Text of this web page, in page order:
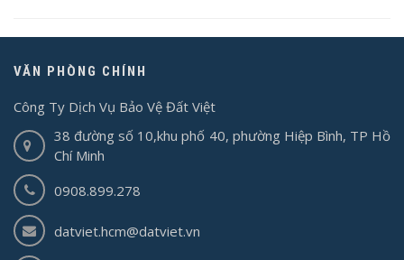
VĂN PHÒNG CHÍNH
Công Ty Dịch Vụ Bảo Vệ Đất Việt
38 đường số 10,khu phố 40, phường Hiệp Bình, TP Hồ
Chí Minh
0908.899.278
datviet.hcm@datviet.vn